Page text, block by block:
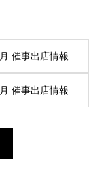
催事出店情報
催事出店情報